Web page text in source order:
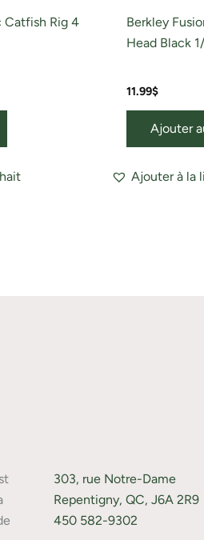
Catfish Rig 4
Berkley
Head Black
11.99$
Ajouter
Ajouter à la
303, rue Notre-Dame
Repentigny, QC, J6A 2R9
450 582-9302